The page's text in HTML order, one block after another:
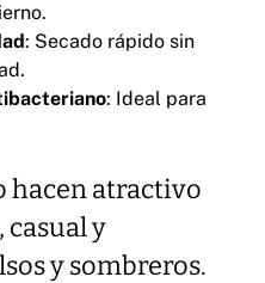
: Secado rápido sin
: Ideal para
hacen atractivo
y
y sombreros.